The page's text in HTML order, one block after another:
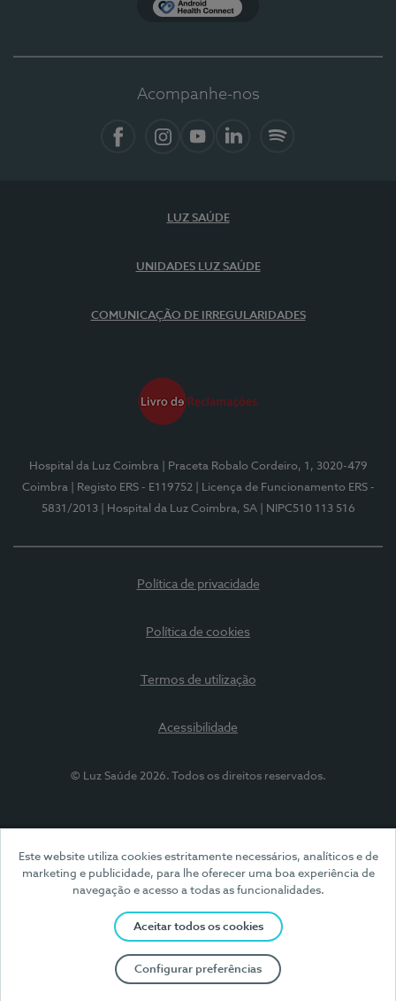
Este website utiliza cookies estritamente necessários, analíticos e de
marketing e publicidade, para lhe oferecer uma boa experiência de
navegação e acesso a todas as funcionalidades.
Aceitar todos os cookies
Configurar preferências
Acompanhe-nos
LUZ SAÚDE
UNIDADES LUZ SAÚDE
COMUNICAÇÃO DE IRREGULARIDADES
Hospital da Luz Coimbra
| Praceta Robalo Cordeiro, 1, 3020-479
Coimbra
| Registo ERS - E119752
| Licença de Funcionamento ERS -
5831/2013
| Hospital da Luz Coimbra, SA | NIPC510 113 516
Política de privacidade
Política de cookies
Termos de utilização
Acessibilidade
© Luz Saúde 2026. Todos os direitos reservados.